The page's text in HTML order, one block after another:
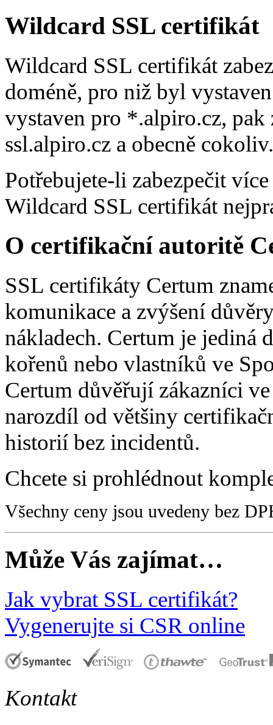
Wildcard SSL certifikát
Wildcard SSL certifikát
doméně, pro niž byl
vystaven pro *.alpiro.cz,
ssl.alpiro.cz a obecně
Potřebujete-li zabezpečit
Wildcard SSL certifikát
O certifikační autoritě
SSL certifikáty Certum
komunikace a zvýšení
nákladech. Certum je jediná
kořenů nebo vlastníků ve
Certum důvěřují zákazníci
narozdíl od většiny
historií bez incidentů.
Chcete si prohlédnout
Všechny ceny jsou uvedeny bez
Může Vás zajímat…
Jak vybrat SSL certifikát?
Vygenerujte si CSR online
Kontakt